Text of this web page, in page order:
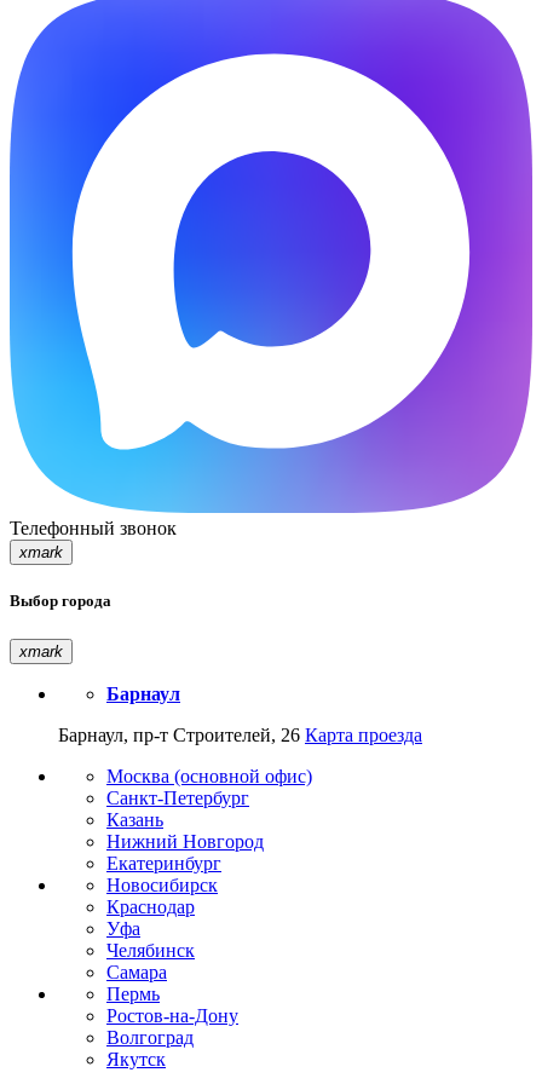
Телефонный звонок
xmark
Выбор города
xmark
Барнаул
Барнаул, пр-т Строителей, 26 Карта проезда
Москва (основной офис)
Санкт-Петербург
Казань
Нижний Новгород
Екатеринбург
Новосибирск
Краснодар
Уфа
Челябинск
Самара
Пермь
Ростов-на-Дону
Волгоград
Якутск